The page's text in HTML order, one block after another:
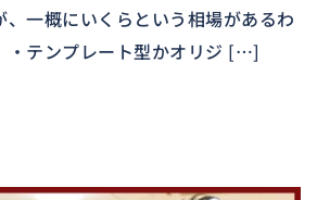
、一概にいくらという相場があるわ
・テンプレート型かオリジ […]